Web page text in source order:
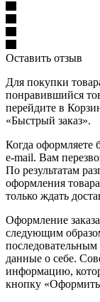
Оставить отзыв
Для покупки
понравившийся
перейдите в
«Быстрый заказ».
Когда
e-mail. Вам
По результатам
оформления
только ждать
Оформление
следующим
последовательным
данные о себе.
информацию,
кнопку «Оформить